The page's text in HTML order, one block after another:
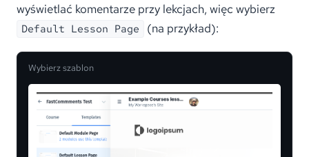
wyświetlać komentarze przy lekcjach, więc wybierz
Default Lesson Page (na przykład):
Wybierz szablon